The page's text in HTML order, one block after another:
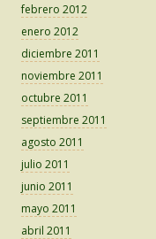
febrero 2012
enero 2012
diciembre 2011
noviembre 2011
octubre 2011
septiembre 2011
agosto 2011
julio 2011
junio 2011
mayo 2011
abril 2011